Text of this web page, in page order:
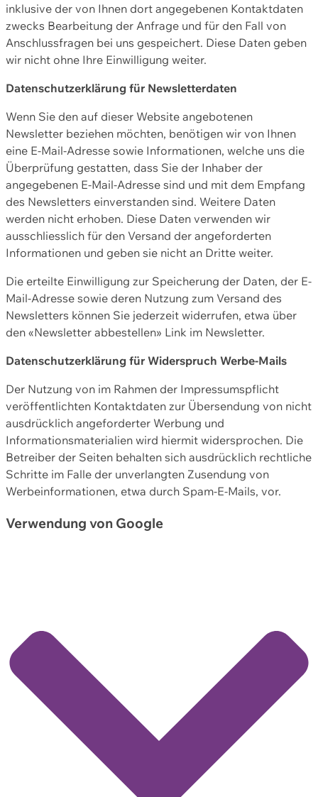
inklusive der von Ihnen dort angegebenen Kontaktdaten
zwecks Bearbeitung der Anfrage und für den Fall von
Anschlussfragen bei uns gespeichert. Diese Daten geben
wir nicht ohne Ihre Einwilligung weiter.
Datenschutzerklärung für Newsletterdaten
Wenn Sie den auf dieser Website angebotenen
Newsletter beziehen möchten, benötigen wir von Ihnen
eine E-Mail-Adresse sowie Informationen, welche uns die
Überprüfung gestatten, dass Sie der Inhaber der
angegebenen E-Mail-Adresse sind und mit dem Empfang
des Newsletters einverstanden sind. Weitere Daten
werden nicht erhoben. Diese Daten verwenden wir
ausschliesslich für den Versand der angeforderten
Informationen und geben sie nicht an Dritte weiter.
Die erteilte Einwilligung zur Speicherung der Daten, der E-
Mail-Adresse sowie deren Nutzung zum Versand des
Newsletters können Sie jederzeit widerrufen, etwa über
den «Newsletter abbestellen» Link im Newsletter.
Datenschutzerklärung für Widerspruch Werbe-Mails
Der Nutzung von im Rahmen der Impressumspflicht
veröffentlichten Kontaktdaten zur Übersendung von nicht
ausdrücklich angeforderter Werbung und
Informationsmaterialien wird hiermit widersprochen. Die
Betreiber der Seiten behalten sich ausdrücklich rechtliche
Schritte im Falle der unverlangten Zusendung von
Werbeinformationen, etwa durch Spam-E-Mails, vor.
Verwendung von Google